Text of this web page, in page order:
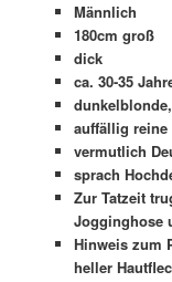
Männlich
180cm groß
dick
ca. 30-35
auffällig reine
vermutlich
sprach
Zur Tatzeit
Jogginghose
Hinweis zum
heller